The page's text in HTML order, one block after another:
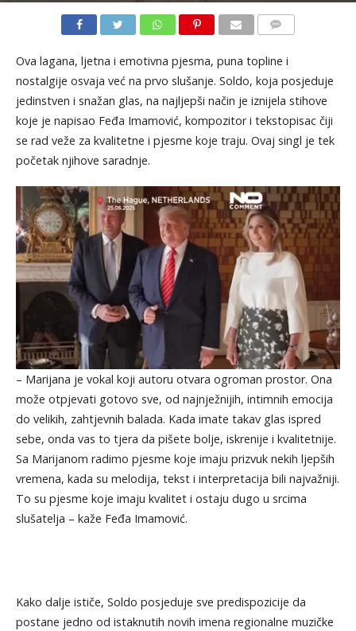
Ova lagana, ljetna i emotivna pjesma, puna topline i
nostalgije osvaja već na prvo slušanje. Soldo, koja posjeduje
jedinstven i snažan glas, na najljepši način je iznijela stihove
koje je napisao Feđa Imamović, kompozitor i tekstopisac čiji
se rad veže za kvalitetne i pjesme koje traju. Ovaj singl je tek
početak njihove saradnje.
– Marijana je vokal koji autoru otvara ogroman prostor. Ona
može otpjevati gotovo sve, od najnježnijih, intimnih emocija
do velikih, zahtjevnih balada. Kada imate takav glas ispred
sebe, onda vas to tjera da pišete bolje, iskrenije i kvalitetnije.
Sa Marijanom radimo pjesme koje imaju prizvuk nekih ljepših
vremena, kada su melodija, tekst i interpretacija bili najvažniji.
To su pjesme koje imaju kvalitet i ostaju dugo u srcima
slušatelja – kaže Feđa Imamović.
Kako dalje ističe, Soldo posjeduje sve predispozicije da
postane jedno od istaknutih novih imena regionalne muzičke